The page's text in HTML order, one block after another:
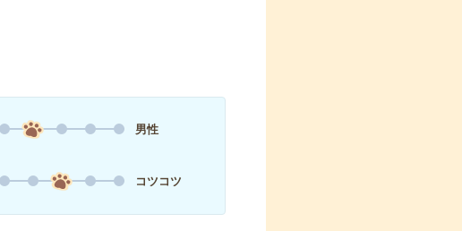
男性
コツコツ